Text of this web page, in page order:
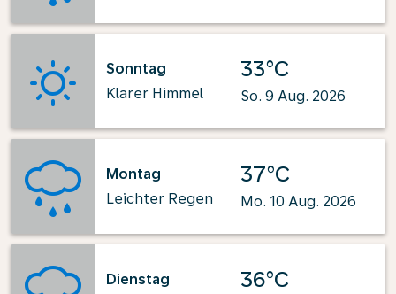
Sonntag
Klarer Himmel
33°C
So. 9 Aug. 2026
Montag
Leichter Regen
37°C
Mo. 10 Aug. 2026
Dienstag
36°C